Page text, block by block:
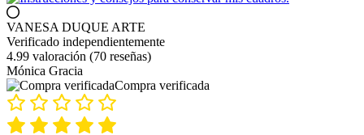
VANESA DUQUE ARTE
Verificado independientemente
4.99 valoración (70 reseñas)
Mónica Gracia
Compra verificada